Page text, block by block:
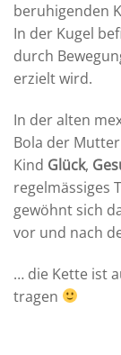
beruhigenden
In der Kugel
durch
erzielt wird.
In der alten
Bola der
Kind Glück,
regelmässiges
gewöhnt sich
vor und nach
… die Kette ist
tragen